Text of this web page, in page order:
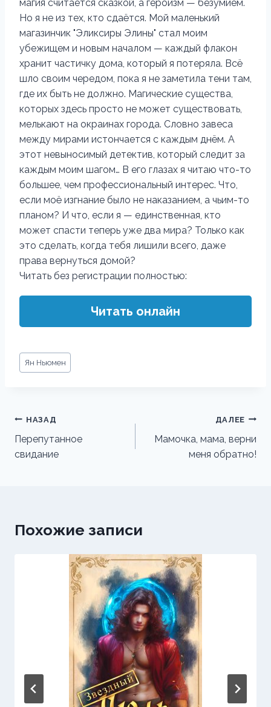
магия считается сказкой, а героизм — безумием.
Но я не из тех, кто сдаётся. Мой маленький
магазинчик "Эликсиры Элины" стал моим
убежищем и новым началом — каждый флакон
хранит частичку дома, который я потеряла. Всё
шло своим чередом, пока я не заметила тени там,
где их быть не должно. Магические существа,
которых здесь просто не может существовать,
мелькают на окраинах города. Словно завеса
между мирами истончается с каждым днём. А
этот невыносимый детектив, который следит за
каждым моим шагом… В его глазах я читаю что-то
большее, чем профессиональный интерес. Что,
если моё изгнание было не наказанием, а чьим-то
планом? И что, если я — единственная, кто
может спасти теперь уже два мира? Только как
это сделать, когда тебя лишили всего, даже
права вернуться домой?
Читать без регистрации полностью:
Читать онлайн
Метки
записи:
Ян Ньюмен
Навигация
по
записям
НАЗАД
Перепутанное
свидание
ДАЛЕЕ
Мамочка, мама, верни
меня обратно!
Похожие записи